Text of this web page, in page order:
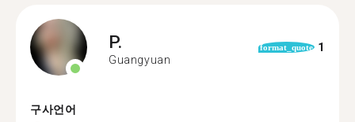
P.
Guangyuan
format_quote 1
구사언어